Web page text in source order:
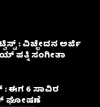
: ವಿಚ್ಛೇದನ ಅರ್ಜಿ
ಪತ್ನಿ ಸಂಗೀತಾ‌
ಈಗ 6 ಸಾವಿರ
ಘೋಷಣೆ